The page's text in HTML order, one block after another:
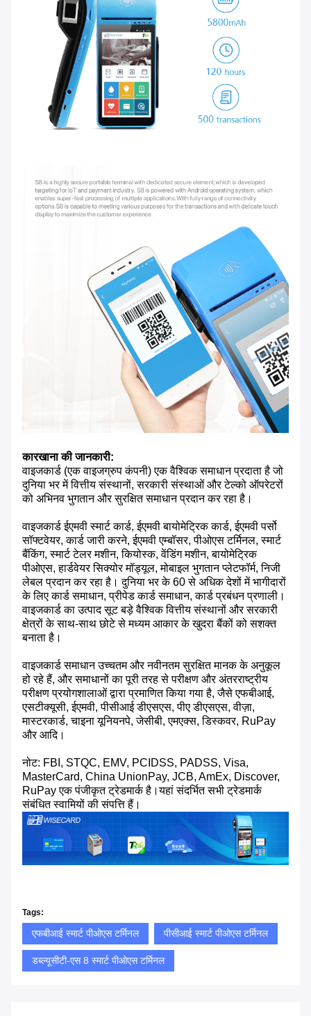
कारखाना की जानकारी:
वाइजकार्ड (एक वाइजग्रुप कंपनी) एक वैश्विक समाधान प्रदाता है जो
दुनिया भर में वित्तीय संस्थानों, सरकारी संस्थाओं और टेल्को ऑपरेटरों
को अभिनव भुगतान और सुरक्षित समाधान प्रदान कर रहा है।
वाइजकार्ड ईएमवी स्मार्ट कार्ड, ईएमवी बायोमेट्रिक कार्ड, ईएमवी पर्सो
सॉफ्टवेयर, कार्ड जारी करने, ईएमवी एम्बॉसर, पीओएस टर्मिनल, स्मार्ट
बैंकिंग, स्मार्ट टेलर मशीन, कियोस्क, वेंडिंग मशीन, बायोमेट्रिक
पीओएस, हार्डवेयर सिक्योर मॉड्यूल, मोबाइल भुगतान प्लेटफॉर्म, निजी
लेबल प्रदान कर रहा है। दुनिया भर के 60 से अधिक देशों में भागीदारों
के लिए कार्ड समाधान, प्रीपेड कार्ड समाधान, कार्ड प्रबंधन प्रणाली।
वाइजकार्ड का उत्पाद सूट बड़े वैश्विक वित्तीय संस्थानों और सरकारी
क्षेत्रों के साथ-साथ छोटे से मध्यम आकार के खुदरा बैंकों को सशक्त
बनाता है।
वाइजकार्ड समाधान उच्चतम और नवीनतम सुरक्षित मानक के अनुकूल
हो रहे हैं, और समाधानों का पूरी तरह से परीक्षण और अंतरराष्ट्रीय
परीक्षण प्रयोगशालाओं द्वारा प्रमाणित किया गया है, जैसे एफबीआई,
एसटीक्यूसी, ईएमवी, पीसीआई डीएसएस, पीए डीएसएस, वीज़ा,
मास्टरकार्ड, चाइना यूनियनपे, जेसीबी, एमएक्स, डिस्कवर, RuPay
और आदि।
नोट: FBI, STQC, EMV, PCIDSS, PADSS, Visa,
MasterCard, China UnionPay, JCB, AmEx, Discover,
RuPay एक पंजीकृत ट्रेडमार्क है।यहां संदर्भित सभी ट्रेडमार्क
संबंधित स्वामियों की संपत्ति हैं।
Tags:
एफबीआई स्मार्ट पीओएस टर्मिनल पीसीआई स्मार्ट पीओएस टर्मिनल
डब्ल्यूसीटी-एस 8 स्मार्ट पीओएस टर्मिनल